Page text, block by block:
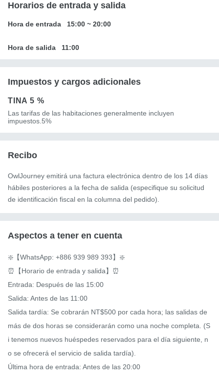
Horarios de entrada y salida
Hora de entrada 15:00 ~ 20:00
Hora de salida 11:00
Impuestos y cargos adicionales
TINA 5 %
Las tarifas de las habitaciones generalmente incluyen
impuestos.5%
Recibo
OwlJourney emitirá una factura electrónica dentro de los 14 días
hábiles posteriores a la fecha de salida (especifique su solicitud
de identificación fiscal en la columna del pedido).
Aspectos a tener en cuenta
❇️【WhatsApp: +886 939 989 393】❇️
⏰【Horario de entrada y salida】⏰
Entrada: Después de las 15:00
Salida: Antes de las 11:00
Salida tardía: Se cobrarán NT$500 por cada hora; las salidas de
más de dos horas se considerarán como una noche completa. (S
i tenemos nuevos huéspedes reservados para el día siguiente, n
o se ofrecerá el servicio de salida tardía).
Última hora de entrada: Antes de las 20:00